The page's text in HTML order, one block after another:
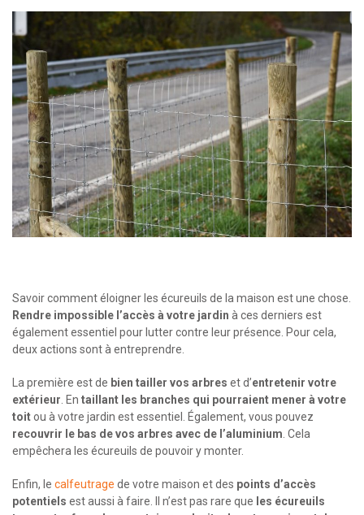
Savoir comment éloigner les écureuils de la maison est une chose.
Rendre impossible l’accès à votre jardin à ces derniers est
également essentiel pour lutter contre leur présence. Pour cela,
deux actions sont à entreprendre.
La première est de bien tailler vos arbres et d’entretenir votre
extérieur . En taillant les branches qui pourraient mener à votre
toitou à votre jardin est essentiel. Également, vous pouvez
recouvrir le bas de vos arbres avec de l’aluminium . Cela
empêchera les écureuils de pouvoir y monter.
Enfin, le calfeutrage de votre maison et des points d’accès
potentiels est aussi à faire. Il n’est pas rare que les écureuils